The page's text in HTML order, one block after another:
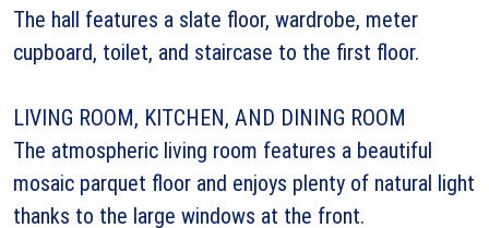
The hall features a slate floor, wardrobe, meter
cupboard, toilet, and staircase to the first floor.
LIVING ROOM, KITCHEN, AND DINING ROOM
The atmospheric living room features a beautiful
mosaic parquet floor and enjoys plenty of natural light
thanks to the large windows at the front.